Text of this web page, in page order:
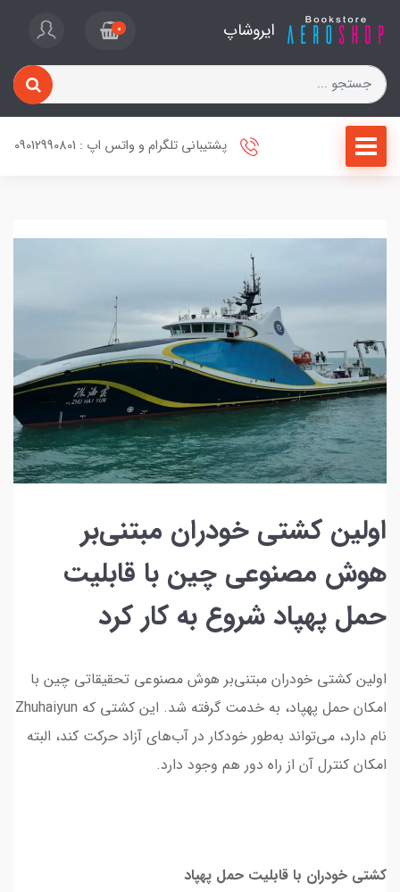
ایروشاپ 0
پشتیبانی تلگرام و واتس اپ : 09012990801
اولین کشتی خودران مبتنی‌بر
هوش مصنوعی چین با قابلیت
حمل پهپاد شروع به کار کرد
اولین کشتی خودران مبتنی‌بر هوش مصنوعی تحقیقاتی چین با
امکان حمل پهپاد، به خدمت گرفته شد. این کشتی که Zhuhaiyun
نام دارد، می‌تواند به‌طور خودکار در آب‌های آزاد حرکت کند، البته
امکان کنترل آن از راه دور هم وجود دارد.
کشتی خودران با قابلیت حمل پهپاد